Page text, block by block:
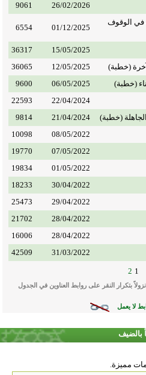
26/02/2026
9061
في الوقوف
01/12/2025
6554
15/05/2025
36317
(خطبة)
12/05/2025
36065
(خطبة)
06/05/2025
9600
22/04/2024
22593
(خطبة)
21/04/2024
9814
08/05/2022
10098
07/05/2022
19770
01/05/2022
19834
30/04/2022
18233
29/04/2022
25473
28/04/2022
21702
28/04/2022
16006
31/03/2022
42509
1
2
بتكرار النقر على روابط العناوين في الجدول
لا يعمل
بالضيف
مميزة.